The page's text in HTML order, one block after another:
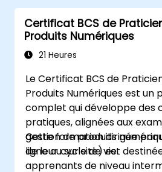
Certificat BCS de
Produits Numériques
21 Heures
Le Certificat BCS de
Produits Numériques est un
complet qui développe des
pratiques, alignées aux
gestion de produits
de leur cycle de vie.
Cette formation dirigée par
ligne ou sur site) est
apprenants de niveau